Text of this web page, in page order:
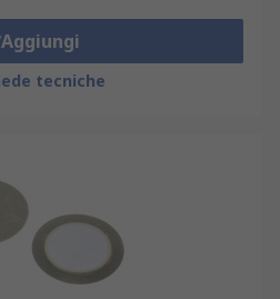
Aggiungi
tecniche